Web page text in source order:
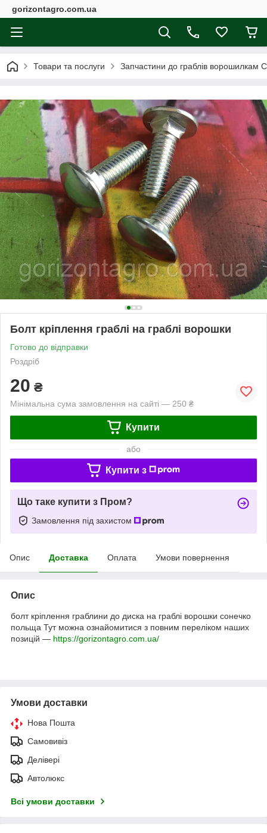
gorizontagro.com.ua
Товари та послуги Запчастини до граблів ворошилкам
Болт кріплення граблі на граблі ворошки
Готово до відправки
Роздріб
20 ₴
Мінімальна сума замовлення на сайті — 250 ₴
Купити
або
Купити з
Що таке купити з Пром?
Замовлення під захистом
Опис Доставка Оплата Умови повернення
Опис
болт кріплення граблини до диска на граблі ворошки сонечко
польща Тут можна ознайомитися з повним переліком наших
позицій — https://gorizontagro.com.ua/
Умови доставки
Нова Пошта
Самовивіз
Делівері
Автолюкс
Всі умови доставки